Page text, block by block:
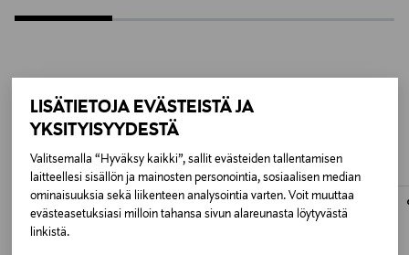
LISÄTIETOJA EVÄSTEISTÄ JA
YKSITYISYYDESTÄ
Valitsemalla “Hyväksy kaikki”, sallit evästeiden tallentamisen
laitteellesi sisällön ja mainosten personointia, sosiaalisen median
ominaisuuksia sekä liikenteen analysointia varten. Voit muuttaa
evästeasetuksiasi milloin tahansa sivun alareunasta löytyvästä
linkistä.
Valmistajan osoite
Digitaalinen osoite
service.eu@tommy.com
LISÄÄ KIINNOSTAVIA
TUOTTEITA